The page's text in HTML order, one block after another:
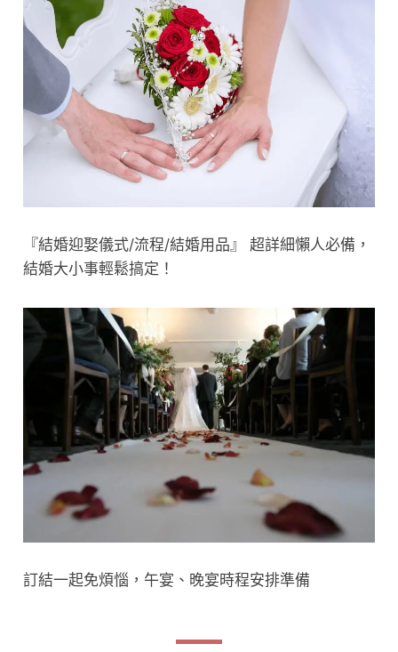
『結婚迎娶儀式/流程/結婚用品』 超詳細懶人必備，
結婚大小事輕鬆搞定！
訂結一起免煩惱，午宴、晚宴時程安排準備